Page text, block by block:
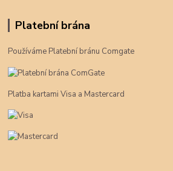
Platební brána
Používáme Platební bránu Comgate
Platba kartami Visa a Mastercard